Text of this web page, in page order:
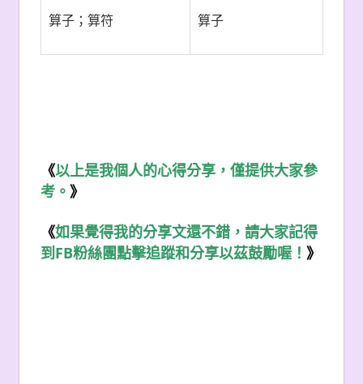
算子；算符 算子
《以上是我個人的心得分享，僅提供大家參
考。 》
《如果覺得我的分享文還不錯，請大家記得
到 FB粉絲團點擊追蹤和分享以茲鼓勵喔！ 》